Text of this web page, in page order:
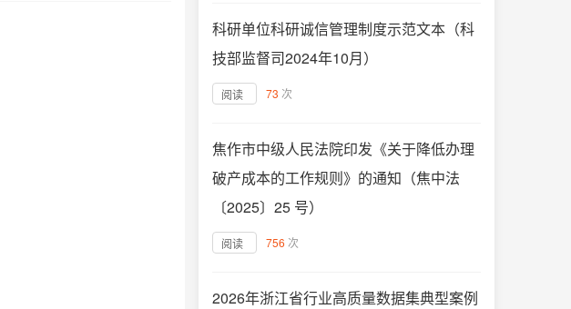
科研单位科研诚信管理制度示范文本（科
技部监督司2024年10月）
阅读 73 次
焦作市中级人民法院印发《关于降低办理
破产成本的工作规则》的通知（焦中法
〔2025〕25 号）
阅读 756 次
2026年浙江省行业高质量数据集典型案例